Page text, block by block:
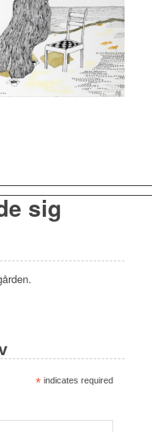
sig
*indicates required